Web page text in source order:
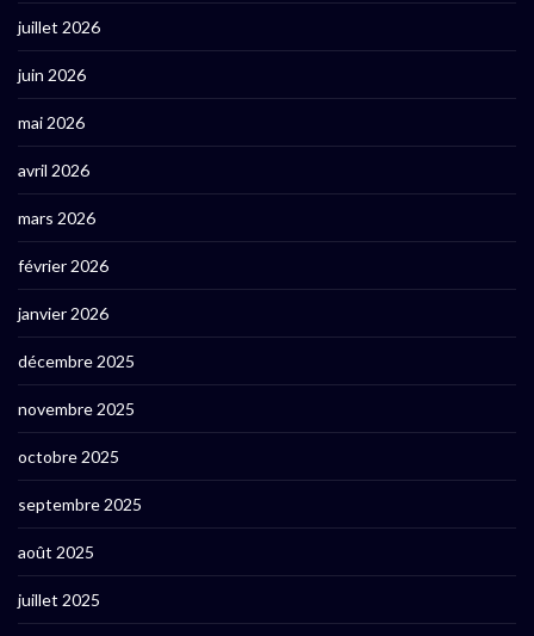
juillet 2026
juin 2026
mai 2026
avril 2026
mars 2026
février 2026
janvier 2026
décembre 2025
novembre 2025
octobre 2025
septembre 2025
août 2025
juillet 2025